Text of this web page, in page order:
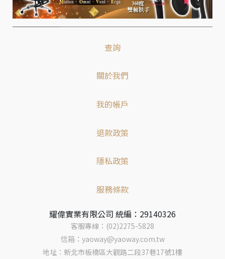
查詢
關於我們
我的帳戶
退款政策
隱私政策
服務條款
耀偉實業有限公司 統編：29140326
客服專線：(02)2275-5828
信箱：yaoway@yaoway.com.tw
地址：新北市板橋區大觀路二段37巷17號1樓